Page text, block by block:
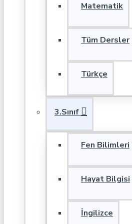
Matematik
Tüm Dersler
Türkçe
3.Sınıf
Fen Bilimleri
Hayat Bilgisi
İngilizce